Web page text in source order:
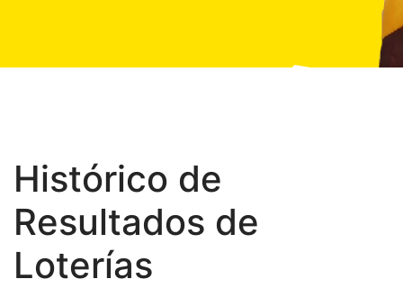
Histórico de
Resultados de
Loterías